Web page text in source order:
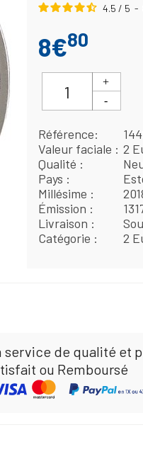
4.5 / 5 -
8€80
Référence
Valeur faciale
2
Qualité
Pays
Millésime
Émission
Livraison
Catégorie
2
service de qualité et
ou Remboursé